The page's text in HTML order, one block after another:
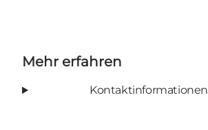
Mehr erfahren
Kontaktinformationen